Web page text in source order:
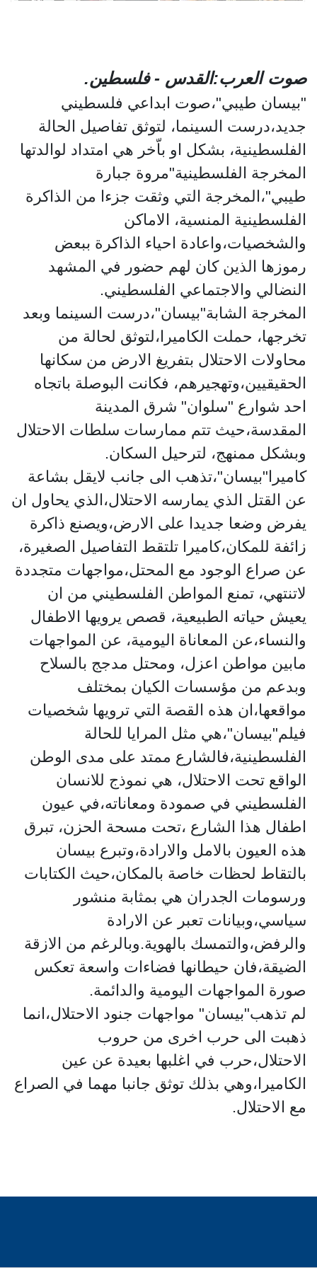
صوت العرب:القدس - فلسطين.
"بيسان طيبي"،صوت ابداعي فلسطيني
جديد،درست السينما، لتوثق تفاصيل الحالة
الفلسطينية، بشكل او باّخر هي امتداد لوالدتها
المخرجة الفلسطينية"مروة جبارة
طيبي"،المخرجة التي وثقت جزءا من الذاكرة
الفلسطينية المنسية، الاماكن
والشخصيات،واعادة احياء الذاكرة ببعض
رموزها الذين كان لهم حضور في المشهد
النضالي والاجتماعي الفلسطيني.
المخرجة الشابة"بيسان"،درست السينما وبعد
تخرجها، حملت الكاميرا،لتوثق لحالة من
محاولات الاحتلال بتفريغ الارض من سكانها
الحقيقيين،وتهجيرهم، فكانت البوصلة باتجاه
احد شوارع "سلوان" شرق المدينة
المقدسة،حيث تتم ممارسات سلطات الاحتلال
وبشكل ممنهج، لترحيل السكان.
كاميرا"بيسان"،تذهب الى جانب لايقل بشاعة
عن القتل الذي يمارسه الاحتلال،الذي يحاول ان
يفرض وضعا جديدا على الارض،ويصنع ذاكرة
زائفة للمكان،كاميرا تلتقط التفاصيل الصغيرة،
عن صراع الوجود مع المحتل،مواجهات متجددة
لاتنتهي، تمنع المواطن الفلسطيني من ان
يعيش حياته الطبيعية، قصص يرويها الاطفال
والنساء،عن المعاناة اليومية، عن المواجهات
مابين مواطن اعزل، ومحتل مدجج بالسلاح
وبدعم من مؤسسات الكيان بمختلف
مواقعها،ان هذه القصة التي ترويها شخصيات
فيلم"بيسان"،هي مثل المرايا للحالة
الفلسطينية،فالشارع ممتد على مدى الوطن
الواقع تحت الاحتلال، هي نموذج للانسان
الفلسطيني في صمودة ومعاناته،في عيون
اطفال هذا الشارع ،تحت مسحة الحزن، تبرق
هذه العيون بالامل والارادة،وتبرع بيسان
بالتقاط لحظات خاصة بالمكان،حيث الكتابات
ورسومات الجدران هي بمثابة منشور
سياسي،وبيانات تعبر عن الارادة
والرفض،والتمسك بالهوية.وبالرغم من الازقة
الضيقة،فان حيطانها فضاءات واسعة تعكس
صورة المواجهات اليومية والدائمة.
لم تذهب"بيسان" مواجهات جنود الاحتلال،انما
ذهبت الى حرب اخرى من حروب
الاحتلال،حرب في اغلبها بعيدة عن عين
الكاميرا،وهي بذلك توثق جانبا مهما في الصراع
مع الاحتلال.